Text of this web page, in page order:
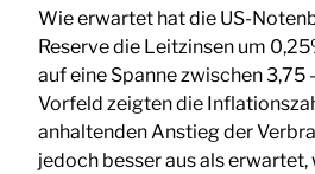
Wie erwartet hat die US-
Reserve die Leitzinsen um
auf eine Spanne zwischen 3,75
Vorfeld zeigten die
anhaltenden Anstieg der
jedoch besser aus als erwartet,